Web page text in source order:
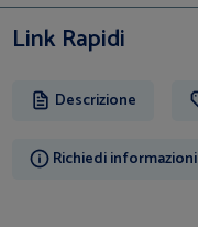
Link Rapidi
Descrizione
Richiedi informazioni